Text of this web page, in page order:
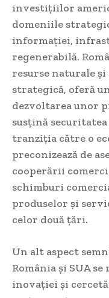
investițiilor
domeniile
informației,
regenerabilă.
resurse naturale și
strategică, oferă
dezvoltarea unor
susțină
tranziția către o
preconizează de
cooperării
schimburi
produselor și
celor două țări.
Un alt aspect
România și SUA
inovației și